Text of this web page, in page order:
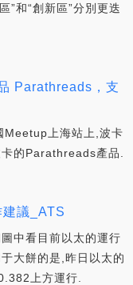
”和“創新區”分別更迭
Parathreads，支
上海站上,波卡
的Parathreads產品.
議_ATS
中看目前以太的運行
大餅的是,昨日以太的
上方運行.